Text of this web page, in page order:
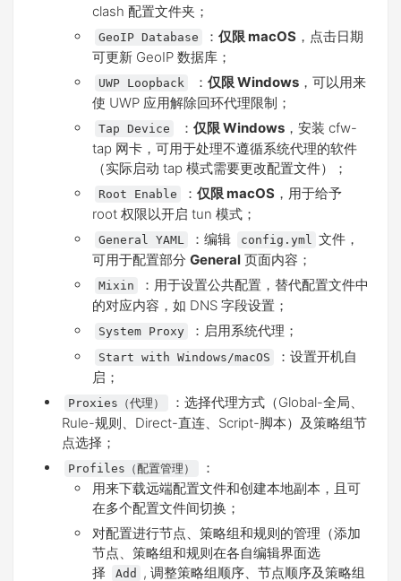
clash 配置文件夹；
GeoIP Database ： 仅限 macOS ，点击日期
可更新 GeoIP 数据库；
UWP Loopback ： 仅限 Windows ，可以用来
使 UWP 应用解除回环代理限制；
Tap Device ： 仅限 Windows ，安装 cfw-
tap 网卡，可用于处理不遵循系统代理的软件
（实际启动 tap 模式需要更改配置文件）；
Root Enable ： 仅限 macOS ，用于给予
root 权限以开启 tun 模式；
General YAML ：编辑 config.yml
文件，
可用于配置部分 General 页面内容；
Mixin
：用于设置公共配置，替代配置文件中
的对应内容，如 DNS 字段设置；
System Proxy ：启用系统代理；
Start with Windows/macOS
：设置开机自
启；
Proxies（代理）
：选择代理方式（Global-全局、
Rule-规则、Direct-直连、Script-脚本）及策略组节
点选择；
Profiles（配置管理）
：
用来下载远端配置文件和创建本地副本，且可
在多个配置文件间切换；
对配置进行节点、策略组和规则的管理（添加
节点、策略组和规则在各自编辑界面选
择
Add
, 调整策略组顺序、节点顺序及策略组